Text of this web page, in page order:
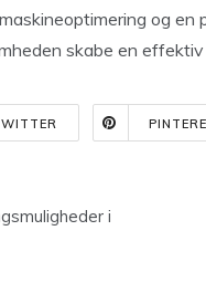
og
skabe en
i